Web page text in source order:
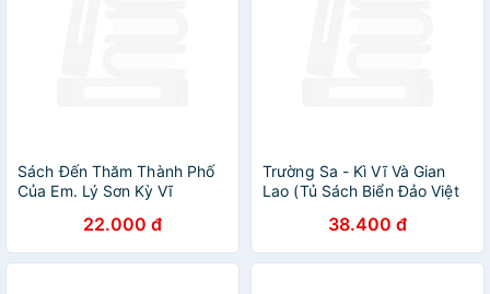
Sách Đến Thăm Thành Phố
Của Em. Lý Sơn Kỳ Vĩ
22.000 đ
Trường Sa - Kì Vĩ Và Gian
Lao (Tủ Sách Biển Đảo Việt
38.400 đ